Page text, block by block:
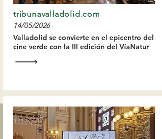
tribunavalladolid.com
14/05/2026
Valladolid se convierte en el epicentro del
cine verde con la III edición del VíaNatur